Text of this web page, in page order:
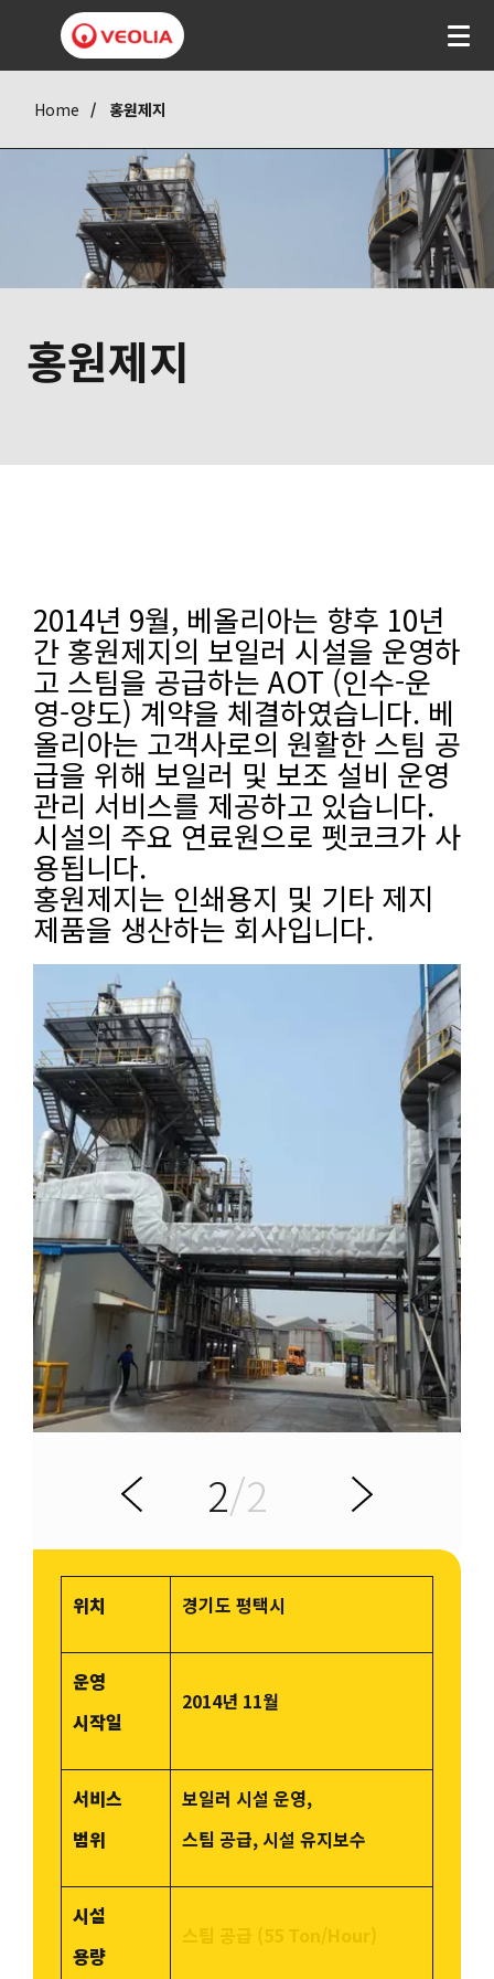
Home 홍원제지
홍원제지
2014년 9월, 베올리아는 향후 10년
간 홍원제지의 보일러 시설을 운영하
고 스팀을 공급하는 AOT (인수-운
영-양도) 계약을 체결하였습니다. 베
올리아는 고객사로의 원활한 스팀 공
급을 위해 보일러 및 보조 설비 운영
관리 서비스를 제공하고 있습니다.
시설의 주요 연료원으로 펫코크가 사
용됩니다.
홍원제지는 인쇄용지 및 기타 제지
제품을 생산하는 회사입니다.
이
전 2/2
다
음
위치 경기도 평택시
운영
시작일
2014년 11월
서비스
범위
보일러 시설 운영,
스팀 공급, 시설 유지보수
시설
용량